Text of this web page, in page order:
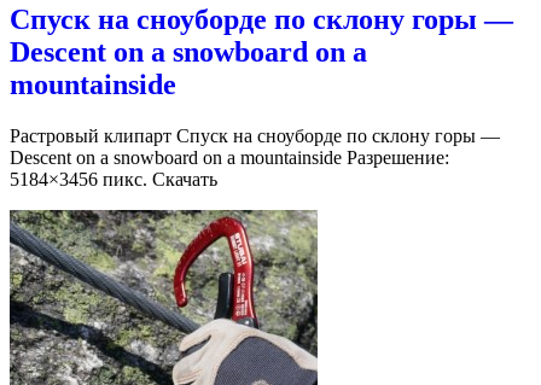
Спуск на сноуборде по склону горы —
Descent on a snowboard on a
mountainside
Растровый клипарт Спуск на сноуборде по склону горы —
Descent on a snowboard on a mountainside Разрешение:
5184×3456 пикс. Скачать